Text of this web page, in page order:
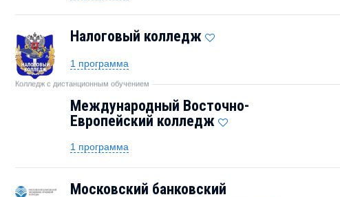
Налоговый колледж
1 программа
Колледж с дистанционным обучением
Международный Восточно-
Европейский колледж
1 программа
Московский банковский